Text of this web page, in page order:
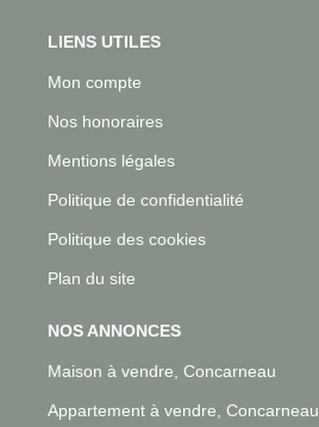
LIENS UTILES
Mon compte
Nos honoraires
Mentions légales
Politique de confidentialité
Politique des cookies
Plan du site
NOS ANNONCES
Maison à vendre, Concarneau
Appartement à vendre, Concarneau